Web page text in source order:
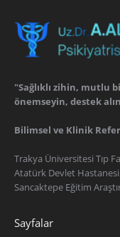
"Sağlıklı zihin, mutlu
önemseyin, destek
Bilimsel ve Klinik
Trakya Üniversitesi Tıp
Atatürk Devlet Hastanesi
Sancaktepe Eğitim
Sayfalar